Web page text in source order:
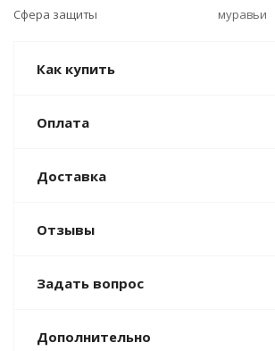
Сфера защиты
муравьи
Как купить
Оплата
Доставка
Отзывы
Задать вопрос
Дополнительно